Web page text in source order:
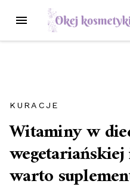
treści
MENU
KURACJE
Witaminy w
warto